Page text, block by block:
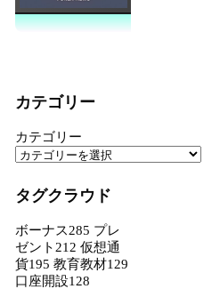
カテゴリー
カテゴリー
タグクラウド
ボーナス285 プレ
ゼント 212 仮想通
貨195 教育教材129
口座開設128